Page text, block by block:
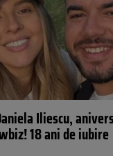
Iliescu,
18 ani de iubire